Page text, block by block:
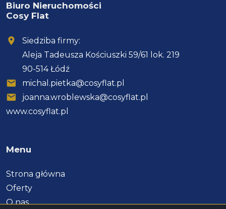
Biuro Nieruchomości
Cosy Flat
Siedziba firmy:
Aleja Tadeusza Kościuszki 59/61 lok. 219
90-514 Łódź
michal.pietka@cosyflat.pl
joanna.wroblewska@cosyflat.pl
www.cosyflat.pl
Menu
Strona główna
Oferty
O nas